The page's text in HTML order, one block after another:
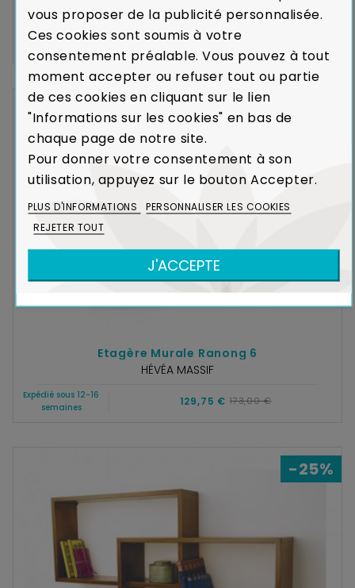
HÉVÉA MASSIF
Expédié sous 12-16
semaines
125,25 € 167,00 €
-25%
Etagère Murale Ranong 6
HÉVÉA MASSIF
Expédié sous 12-16
semaines
129,75 € 173,00 €
-25%
vous proposer de la publicité personnalisée.
Ces cookies sont soumis à votre
consentement préalable. Vous pouvez à tout
moment accepter ou refuser tout ou partie
de ces cookies en cliquant sur le lien
"Informations sur les cookies" en bas de
chaque page de notre site.
Pour donner votre consentement à son
utilisation, appuyez sur le bouton Accepter.
PLUS D'INFORMATIONS
PERSONNALISER LES COOKIES
REJETER TOUT
J'ACCEPTE